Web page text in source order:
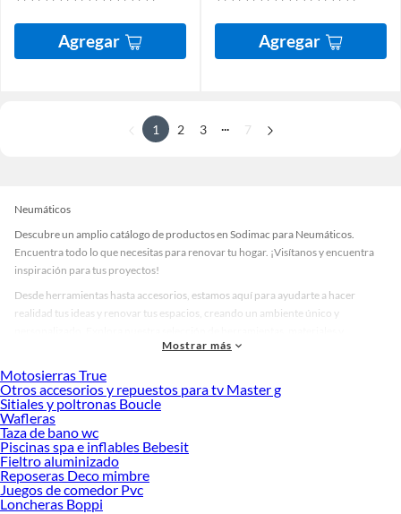
Agregar Agregar
1 2 3 ... 7
Neumáticos
Descubre un amplio catálogo de productos en Sodimac para Neumáticos.
Encuentra todo lo que necesitas para renovar tu hogar. ¡Visítanos y encuentra
inspiración para tus proyectos!
Desde herramientas hasta accesorios, estamos aquí para ayudarte a hacer
realidad tus ideas y renovar tus espacios, creando un ambiente único y
accesorios de calidad que te ayudarán a crear un espacio más tú.
Desde remodelaciones hasta proyectos de decoración, estamos aquí para hacer
tus ideas realidad. ¡Visítanos y encuentra todo lo que tenemos para ofrecerte en
Neumáticos!
Explora la variedad de productos de Neumáticos en Sodimac
Herramientas, materiales y accesorios de calidad para tus proyectos y
renovación de espacios. ¡Visítanos y descubre todo lo que tenemos para
ofrecerte!
Mostrar más
Motosierras True
Otros accesorios y repuestos para tv Master g
Sitiales y poltronas Boucle
Wafleras
Taza de bano wc
Piscinas spa e inflables Bebesit
Fieltro aluminizado
Reposeras Deco mimbre
Juegos de comedor Pvc
Loncheras Boppi